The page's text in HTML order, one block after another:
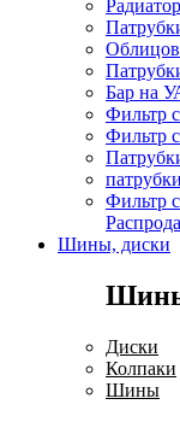
Бар на
Фильтр
Фильтр
Фильтр
Шины, диски
Диски
Колпаки
Шины